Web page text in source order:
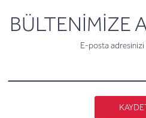
BÜLTENİMİZE
E-posta